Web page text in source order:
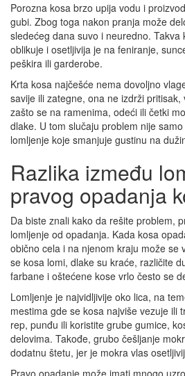
Porozna kosa brzo upija vodu i
gubi. Zbog toga nakon pranja može
sledećeg dana suvo i neuredno.
oblikuje i osetljivija je na feniranje,
peškira ili garderobe.
Krta kosa najčešće nema dovoljno
savije ili zategne, ona ne izdrži
zašto se na ramenima, odeći ili četki
dlake. U tom slučaju problem nije
lomljenje koje smanjuje gustinu na
Razlika između
pravog opadanja
Da biste znali kako da rešite problem,
lomljenje od opadanja. Kada kosa
obično cela i na njenom kraju može se
se kosa lomi, dlake su kraće, različite
farbane i oštećene kose vrlo često se
Lomljenje je najvidljivije oko lica, na
mestima gde se kosa najviše vezuje ili
rep, punđu ili koristite grube gumice,
delovima. Takođe, grubo češljanje
dodatnu štetu, jer je mokra vlas
Pravo opadanje može imati mnogo